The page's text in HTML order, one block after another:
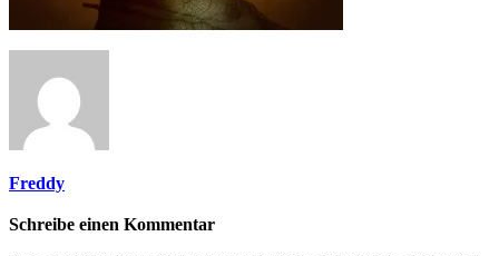
Freddy
Schreibe einen Kommentar